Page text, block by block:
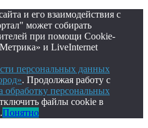
и его взаимодействия с
может собирать
при помощи Cookie-
и LiveInternet
персональных данных
. Продолжая работу с
обработку персональных
файлы cookie в
Понятно